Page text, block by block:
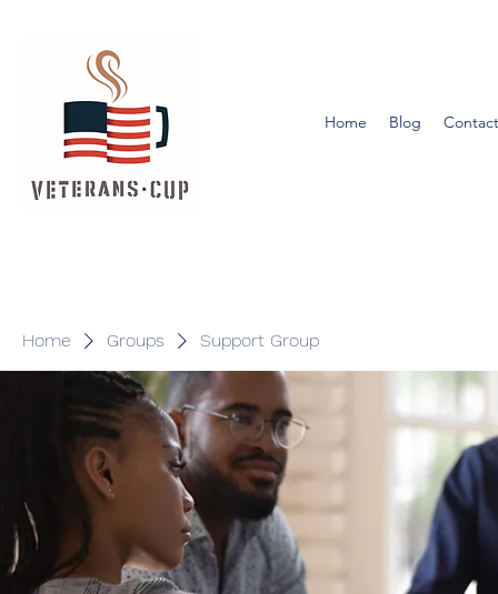
Home Blog
Home Groups Support Group